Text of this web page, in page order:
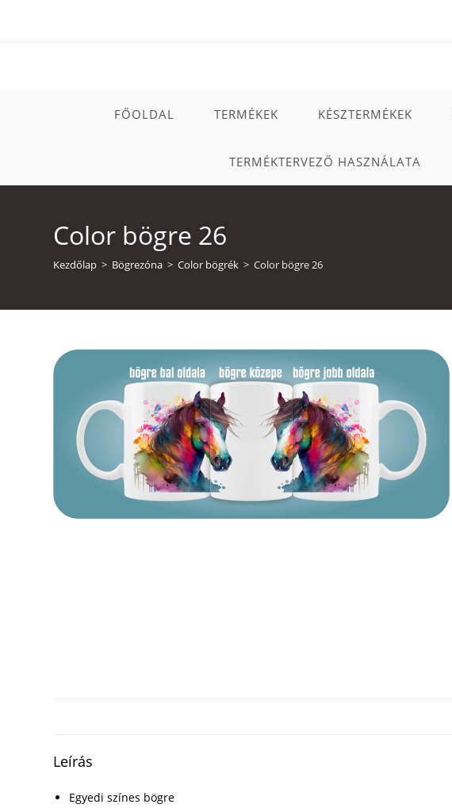
FŐOLDAL TERMÉKEK KÉSZTERMÉKEK
TERMÉKTERVEZŐ HASZNÁLATA
Color bögre 26
Kezdőlap > Bögrezóna > Color bögrék > Color bögre 26
Leírás
Egyedi színes bögre